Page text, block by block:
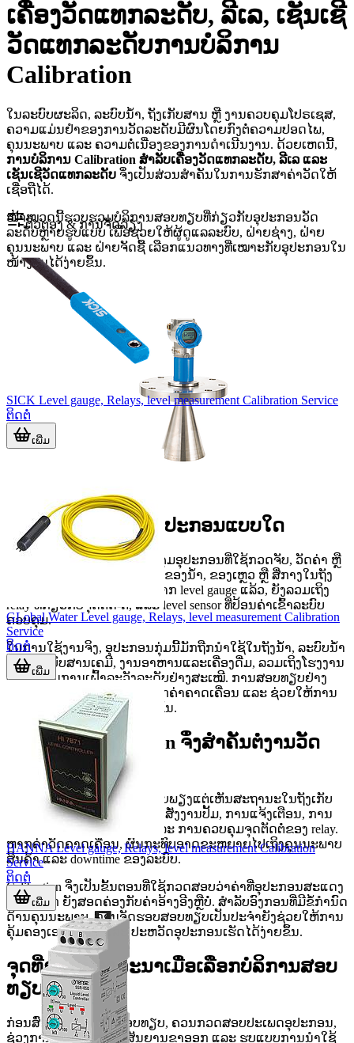
ເຄື່ອງວັດແທກລະດັບ, ລີເລ, ເຊັນເຊີ
ວັດແທກລະດັບການບໍລິການ
Calibration
ໃນລະບົບຜະລິດ, ລະບົບນ້ຳ, ຖັງເກັບສານ ຫຼື ງານຄວບຄຸມໂປຣເຊສ,
ຄວາມແມ່ນຢຳຂອງການວັດລະດັບມີຜົນໂດຍກົງຕໍ່ຄວາມປອດໄພ,
ຄຸນນະພາບ ແລະ ຄວາມຕໍ່ເນື່ອງຂອງການດໍາເນີນງານ. ດ້ວຍເຫດນີ້,
ການບໍລິການ Calibration ສໍາລັບເຄື່ອງວັດແທກລະດັບ, ລີເລ ແລະ
ເຊັນເຊີວັດແທກລະດັບ ຈຶ່ງເປັນສ່ວນສໍາຄັນໃນການຮັກສາຄ່າວັດໃຫ້
ເຊື່ອຖືໄດ້.
ໜ້າໝວດນີ້ຮວບຮວມບໍລິການສອບທຽບທີ່ກ່ຽວກັບອຸປະກອນວັດ
ລະດັບຫຼາຍຮູບແບບ ເພື່ອຊ່ວຍໃຫ້ຜູ້ດູແລລະບົບ, ຝ່າຍຊ່າງ, ຝ່າຍ
ຄຸນນະພາບ ແລະ ຝ່າຍຈັດຊື້ ເລືອກແນວທາງທີ່ເໝາະກັບອຸປະກອນໃນ
ໜ້າງານໄດ້ງ່າຍຂຶ້ນ.
ບໍລິການນີ້ເໝາະກັບອຸປະກອນແບບໃດ
ການສອບທຽບໃນໝວດນີ້ຄອບຄຸມອຸປະກອນທີ່ໃຊ້ກວດຈັບ, ວັດຄ່າ ຫຼື
ສົ່ງສັນຍານເກືອບຂ້ອງກັບລະດັບຂອງນ້ຳ, ຂອງເຫຼວ ຫຼື ສື່ກາງໃນຖັງ
ແລະກະບວນການ. ນອກເໜືອຈາກ level gauge ແລ້ວ, ຍັງລວມເຖິງ
relay ທີ່ກ່ຽວກັບຈຸດຕັດ-ຕໍ່, ແລະ level sensor ທີ່ປ້ອນຄ່າເຂົ້າລະບົບ
ຄວບຄຸມ.
ໃນການໃຊ້ງານຈິງ, ອຸປະກອນກຸ່ມນີ້ມັກຖືກນໍາໃຊ້ໃນຖັງນ້ຳ, ລະບົບນ້ຳ
ເສຍ, ລະບົບສານເຄມີ, ງານອາຫານແລະເຄື່ອງດື່ມ, ລວມເຖິງໂຮງງານ
ທີ່ຕ້ອງການການເຝົ້າລະວັງລະດັບຢ່າງສະເໝີ. ການສອບທຽບຢ່າງ
ຖືກຕ້ອງຊ່ວຍຫຼຸດຄວາມສ່ຽງຈາກຄ່າຄາດເຄື່ອນ ແລະ ຊ່ວຍໃຫ້ການ
ຄວບຄຸມລະບົບມີເຫດຜົນຫຼາຍຂຶ້ນ.
ເປັນຫຍັງ Calibration ຈຶ່ງສໍາຄັນຕໍ່ງານວັດ
ລະດັບ
ຄ່າວັດລະດັບທີ່ຖືກຕ້ອງບໍ່ໄດ້ຊ່ວຍພຽງແຕ່ເຫັນສະຖານະໃນຖັງເກັບ
ເທົ່ານັ້ນ, ແຕ່ຍັງກ່ຽວພັນກັບການສັ່ງງານປັ້ມ, ການແຈ້ງເຕືອນ, ການ
ປ້ອງກັນ overflow ຫຼື dry run ແລະ ການຄວບຄຸມຈຸດຕັດຕໍ່ຂອງ relay.
ຫາກຄ່າວັດຄາດເຄື່ອນ, ຜົນກະທົບອາດຂະຫຍາຍໄປເຖິງຄຸນນະພາບ
ສິນຄ້າ ແລະ downtime ຂອງລະບົບ.
Calibration ຈຶ່ງເປັນຂັ້ນຕອນທີ່ໃຊ້ກວດສອບວ່າຄ່າທີ່ອຸປະກອນສະແດງ
ຫຼື ສົ່ງອອກ ຍັງສອດຄ່ອງກັບຄ່າອ້າງອີງຫຼືບໍ່. ສໍາລັບອົງກອນທີ່ມີຂໍ້ກໍານົດ
ດ້ານຄຸນນະພາບ, ການຈັດຮອບສອບທຽບເປັນປະຈໍາຍັງຊ່ວຍໃຫ້ການ
ຄຸ້ມຄອງເອກະສານ ແລະ ປະຫວັດອຸປະກອນເຮັດໄດ້ງ່າຍຂຶ້ນ.
ຈຸດທີ່ຄວນພິຈາລະນາເມື່ອເລືອກບໍລິການສອບ
ທຽບ
ກ່ອນສົ່ງອຸປະກອນເຂົ້າສອບທຽບ, ຄວນກວດສອບປະເພດອຸປະກອນ,
ຊ່ວງການວັດ, ລັກສະນະສັນຍານຂາອອກ ແລະ ຮູບແບບການນໍາໃຊ້
ຕົວຕອງ & ການຈັດລຽງ
SICK Level gauge, Relays, level measurement Calibration Service
ຕິດຕໍ່
ເພີ່ມ
GLobal Water Level gauge, Relays, level measurement Calibration
Service
ຕິດຕໍ່
ເພີ່ມ
HANNA Level gauge, Relays, level measurement Calibration
Service
ຕິດຕໍ່
ເພີ່ມ